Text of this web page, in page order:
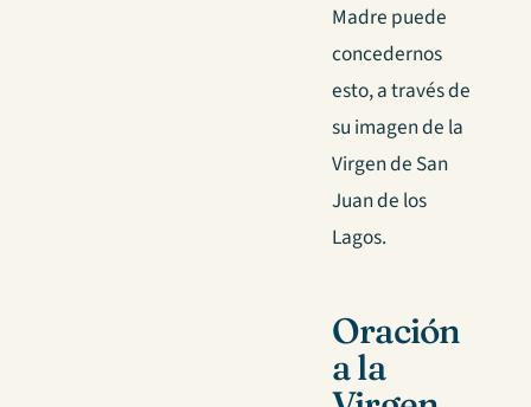
Madre puede
concedernos
esto, a través de
su imagen de la
Virgen de San
Juan de los
Lagos.
Oración
a la